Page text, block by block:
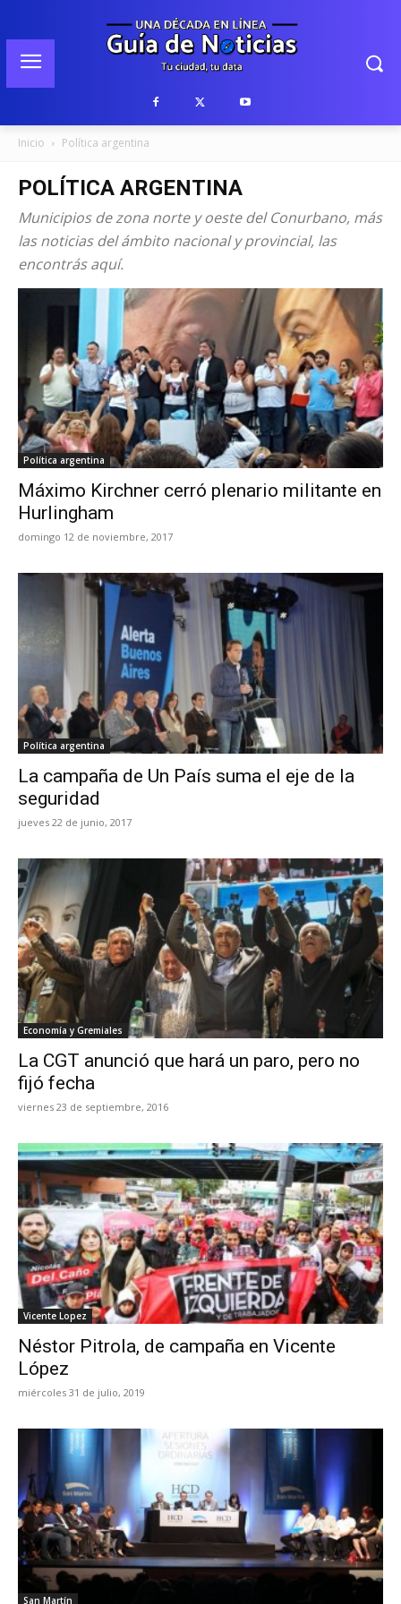
Inicio Política argentina
POLÍTICA ARGENTINA
Municipios de zona norte y oeste del Conurbano, más
las noticias del ámbito nacional y provincial, las
encontrás aquí.
Política argentina
Máximo Kirchner cerró plenario militante en
Hurlingham
domingo 12 de noviembre, 2017
Política argentina
La campaña de Un País suma el eje de la
seguridad
jueves 22 de junio, 2017
Economía y Gremiales
La CGT anunció que hará un paro, pero no
fijó fecha
viernes 23 de septiembre, 2016
Vicente Lopez
Néstor Pitrola, de campaña en Vicente
López
miércoles 31 de julio, 2019
San Martín